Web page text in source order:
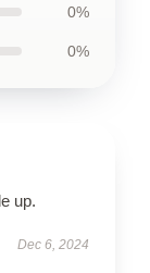
0%
0%
up.
Dec 6, 2024